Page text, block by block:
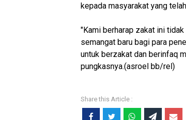
kepada masyarakat yang
"Kami berharap zakat ini
semangat baru bagi para
untuk berzakat dan berinfaq
pungkasnya.(asroel bb/rel)